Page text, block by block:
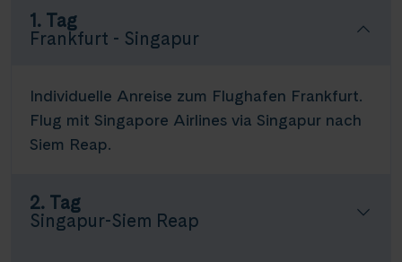
1. Tag
Frankfurt - Singapur
Individuelle Anreise zum Flughafen Frankfurt.
Flug mit Singapore Airlines via Singapur nach
Siem Reap.
2. Tag
Singapur-Siem Reap